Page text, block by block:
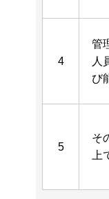
4
管
人
び
5
そ